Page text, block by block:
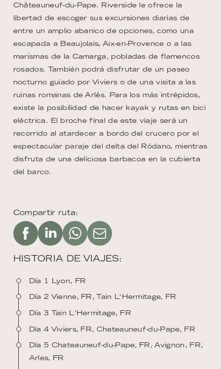
Compartir ruta:
HISTORIA DE VIAJES:
Día 1 Lyon, FR
Día 2 Vienne, FR, Tain L'Hermitage, FR
Día 3 Tain L'Hermitage, FR
Día 4 Viviers, FR, Chateauneuf-du-Pape, FR
Día 5 Chateauneuf-du-Pape, FR, Avignon, FR,
Arles, FR
Châteauneuf-du-Pape. Riverside le ofrece la
libertad de escoger sus excursiones diarias de
entre un amplio abanico de opciones, como una
escapada a Beaujolais, Aix-en-Provence o a las
marismas de la Camarga, pobladas de flamencos
rosados. También podrá disfrutar de un paseo
nocturno guiado por Viviers o de una visita a las
ruinas romanas de Arlés. Para los más intrépidos,
existe la posibilidad de hacer kayak y rutas en bici
eléctrica. El broche final de este viaje será un
recorrido al atardecer a bordo del crucero por el
espectacular paraje del delta del Ródano, mientras
disfruta de una deliciosa barbacoa en la cubierta
del barco.